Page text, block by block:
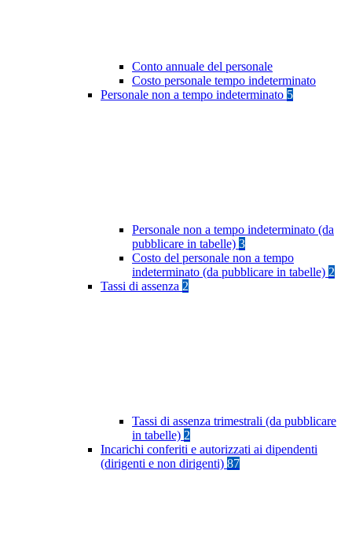
Conto annuale del personale
Costo personale tempo indeterminato
Personale non a tempo indeterminato 5
Personale non a tempo indeterminato (da
pubblicare in tabelle) 3
Costo del personale non a tempo
indeterminato (da pubblicare in tabelle) 2
Tassi di assenza 2
Tassi di assenza trimestrali (da pubblicare
in tabelle) 2
Incarichi conferiti e autorizzati ai dipendenti
(dirigenti e non dirigenti) 87